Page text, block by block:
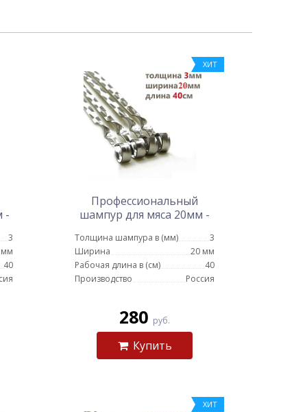
-
3
мм
40
ХИТ
Профессиональный
шампур для мяса 20мм -
Толщина шампура в (мм)
3
Ширина
20 мм
Рабочая длина в (см)
40
Производство
Россия
280 руб.
Купить
ХИТ